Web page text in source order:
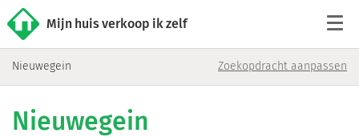
Mijn huis verkoop ik zelf
Woningaanbod
Nieuwegein Zoekopdracht aanpassen
Nieuwegein